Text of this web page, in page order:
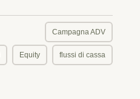
Campagna ADV
Equity flussi di cassa